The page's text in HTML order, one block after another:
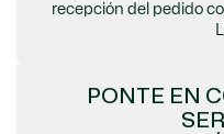
recepción del pedido
PONTE EN